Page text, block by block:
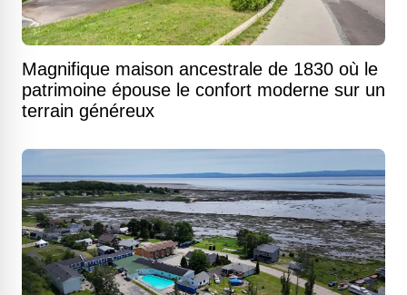
Magnifique maison ancestrale de 1830 où le
patrimoine épouse le confort moderne sur un
terrain généreux